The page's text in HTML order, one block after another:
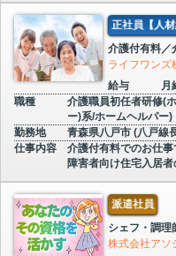
正社員【人材
介護付有料／
ライフワンズ
給与
月
職種
介護職員初任者研修(
ー)系/ホームヘルパー)
勤務地
青森県八戸市 (八戸線
仕事内容
介護付有料でのお仕
障害者向け住宅入居
派遣社員
シェフ・調理
株式会社アソ